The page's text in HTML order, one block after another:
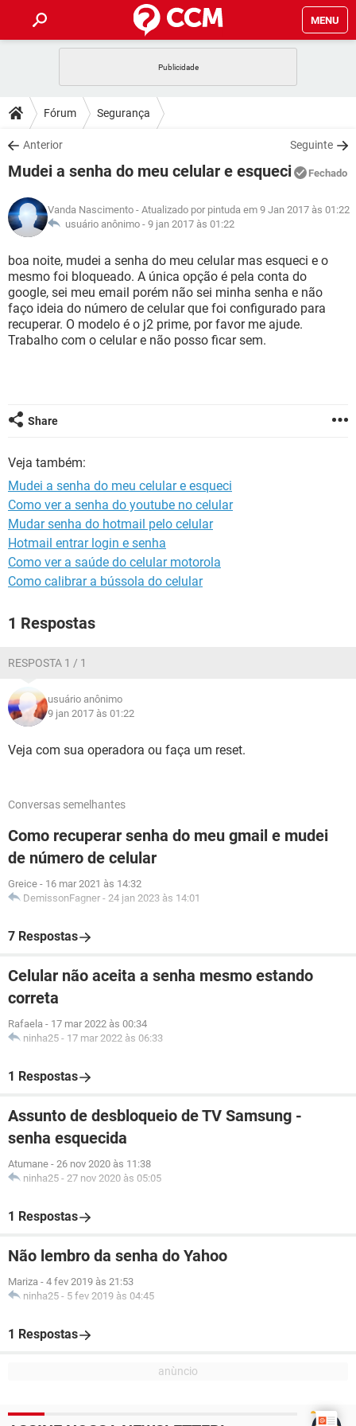
MENU
CELULAR
OUTLOOK
INSTAGRAM GMAIL
GUIA DE COMPRAS
DICAS
JOGOS
INSTAGRAM GMAIL
GUIA DE COMPRAS
DOWNLOADS
JOGOS WHATSAPP
CELULAR
OUTLOOK EXCEL
INSTAGRAM GMAIL
GUIA DE COMPRAS
JOGOS WHATSAPP
CELULAR
OUTLOOK EXCEL
INSTAGRAM GMAIL
GUIA DE COMPRAS
GLOSSÁRIO
WHATSAPP
CELULAR FACEBOOK
OUTLOOK EXCEL
INSTAGRAM GMAIL
Fórum Segurança
Anterior Seguinte
Mudei a senha do meu celular e esqueci Fechado
Vanda Nascimento - Atualizado por pintuda em 9 Jan 2017 às 01:22
usuário anônimo - 9 jan 2017 às 01:22
boa noite, mudei a senha do meu celular mas esqueci e o
mesmo foi bloqueado. A única opção é pela conta do
google, sei meu email porém não sei minha senha e não
faço ideia do número de celular que foi configurado para
recuperar. O modelo é o j2 prime, por favor me ajude.
Trabalho com o celular e não posso ficar sem.
Share
Veja também:
Mudei a senha do meu celular e esqueci
Como ver a senha do youtube no celular
Mudar senha do hotmail pelo celular
Hotmail entrar login e senha
Como ver a saúde do celular motorola
Como calibrar a bússola do celular
1 Respostas
RESPOSTA 1 / 1
usuário anônimo
9 jan 2017 às 01:22
Veja com sua operadora ou faça um reset.
Conversas semelhantes
Como recuperar senha do meu gmail e mudei
de número de celular
Greice - 16 mar 2021 às 14:32
DemissonFagner - 24 jan 2023 às 14:01
7 Respostas
Celular não aceita a senha mesmo estando
correta
Rafaela - 17 mar 2022 às 00:34
ninha25 - 17 mar 2022 às 06:33
1 Respostas
Assunto de desbloqueio de TV Samsung -
senha esquecida
Atumane - 26 nov 2020 às 11:38
ninha25 - 27 nov 2020 às 05:05
1 Respostas
Não lembro da senha do Yahoo
Mariza - 4 fev 2019 às 21:53
ninha25 - 5 fev 2019 às 04:45
1 Respostas